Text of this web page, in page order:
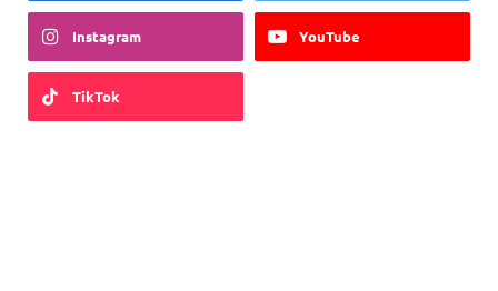
Instagram YouTube
TikTok